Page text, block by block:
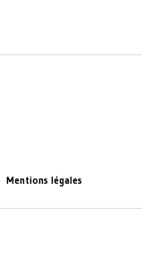
Mentions légales